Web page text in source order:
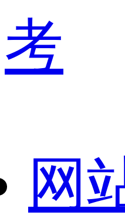
考
网